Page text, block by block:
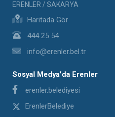
ERENLER / SAKARYA
Haritada Gör
444 25 54
info@erenler.bel.tr
Sosyal Medya'da Erenler
erenler.belediyesi
ErenlerBelediye